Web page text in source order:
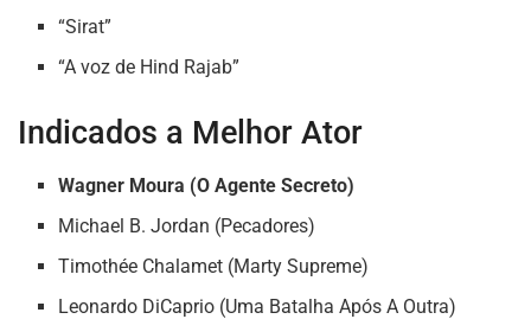
“Sirat”
“A voz de Hind Rajab”
Indicados a Melhor Ator
Wagner Moura (O Agente Secreto)
Michael B. Jordan (Pecadores)
Timothée Chalamet (Marty Supreme)
Leonardo DiCaprio (Uma Batalha Após A Outra)